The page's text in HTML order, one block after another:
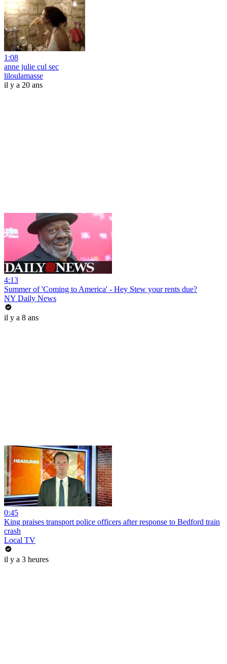
1:08
anne julie cul sec
liloulamasse
il y a 20 ans
4:13
Summer of 'Coming to America' - Hey Stew your rents due?
NY Daily News
il y a 8 ans
0:45
King praises transport police officers after response to Bedford train
crash
Local TV
il y a 3 heures